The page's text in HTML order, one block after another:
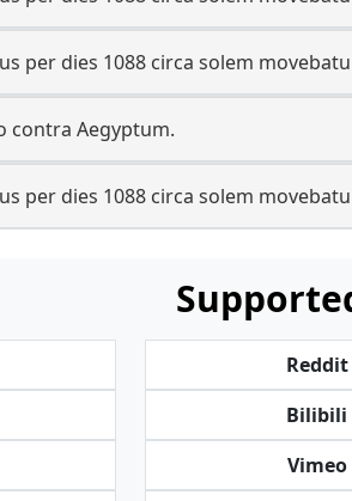
per dies 1088 circa solem
contra Aegyptum.
per dies 1088 circa solem
Reddit
Bilibili
Vimeo